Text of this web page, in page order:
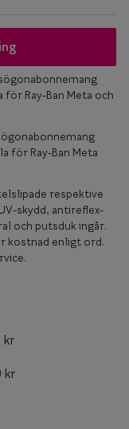
Ray-Ban Meta och
för Ray-Ban Meta
respektive
skydd, antireflex-
och putsduk ingår.
kostnad enligt ord.
kr
kr